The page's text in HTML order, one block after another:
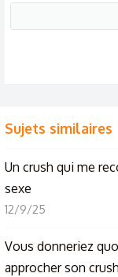
Sujets similaires
Un crush qui me
sexe
12/9/25
Vous donneriez
approcher son